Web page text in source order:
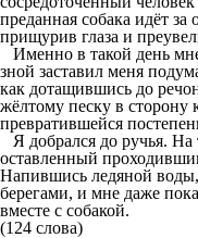
преданная собака идёт
прищурив глаза и
Именно в такой день
зной заставил меня
как дотащившись до
жёлтому песку в сторону
превратившейся
Я добрался до ручья. На
оставленный
Напившись ледяной воды,
берегами, и мне даже
вместе с собакой.
(124 слова)